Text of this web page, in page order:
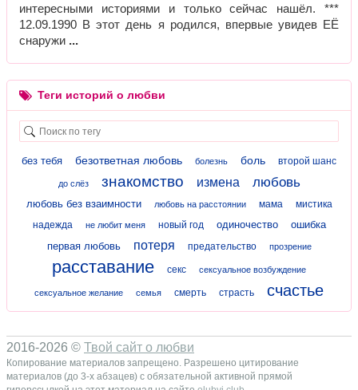
интересными историями и только сейчас нашёл. ***
12.09.1990 В этот день я родился, впервые увидев ЕЁ
снаружи
Теги историй о любви
без тебя безответная любовь болезнь боль второй шанс
до слёз знакомство измена любовь
любовь без взаимности любовь на расстоянии мама
мистика
надежда
не любит меня новый год одиночество
ошибка
первая любовь
потеря предательство прозрение
расставание секс сексуальное возбуждение
сексуальное желание семья смерть страсть счастье
2016-2026 © Твой сайт о любви
Копирование материалов запрещено. Разрешено цитирование
материалов (до 3-х абзацев) с обязательной активной прямой